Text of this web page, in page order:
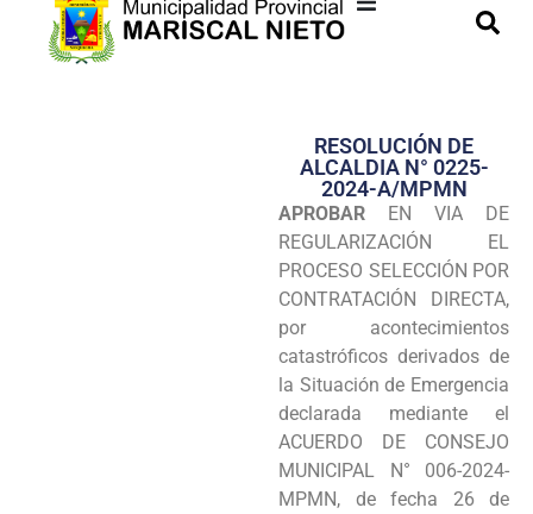
Transparencia
Seguridad
Programas
Intranet
RESOLUCIÓN DE
ALCALDIA N° 0225-
2024-A/MPMN
APROBAR EN VIA DE
REGULARIZACIÓN EL
PROCESO SELECCIÓN POR
CONTRATACIÓN DIRECTA,
por acontecimientos
catastróficos derivados de
la Situación de Emergencia
declarada mediante el
ACUERDO DE CONSEJO
MUNICIPAL N° 006-2024-
MPMN, de fecha 26 de